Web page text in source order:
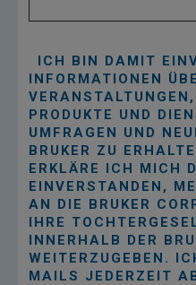
ICH BIN DAMIT
INFORMATIONEN
PRODUKTE UND
UMFRAGEN UND
BRUKER ZU
ERKLÄRE ICH MICH
EINVERSTANDEN,
AN DIE BRUKER
IHRE
INNERHALB DER
WEITERZUGEBEN.
MAILS JEDERZEIT